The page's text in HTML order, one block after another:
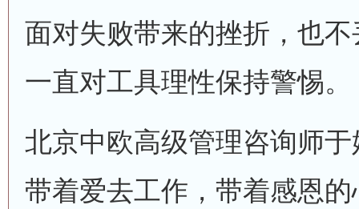
面对失败带来的挫折，也
一直对工具理性保持警惕。
北京中欧高级管理咨询师
带着爱去工作，带着感恩